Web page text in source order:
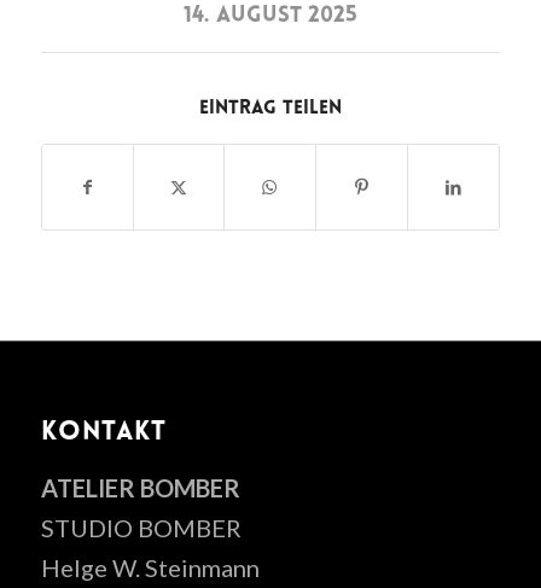
14. AUGUST 2025
Eintrag teilen
KONTAKT
ATELIER BOMBER
STUDIO BOMBER
Helge W. Steinmann